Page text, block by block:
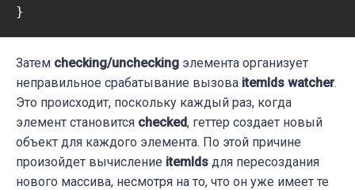
}
Затем checking/unchecking элемента организует
неправильное срабатывание вызова itemIds watcher.
Это происходит, поскольку каждый раз, когда
элемент становится checked, геттер создает новый
объект для каждого элемента. По этой причине
произойдет вычисление itemIds для пересоздания
нового массива, несмотря на то, что он уже имеет те